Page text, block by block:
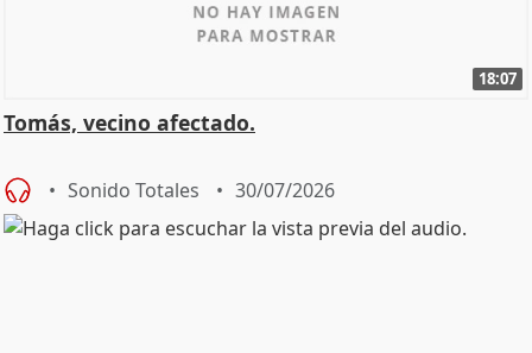
18:07
Tomás, vecino afectado.
Sonido Totales 30/07/2026